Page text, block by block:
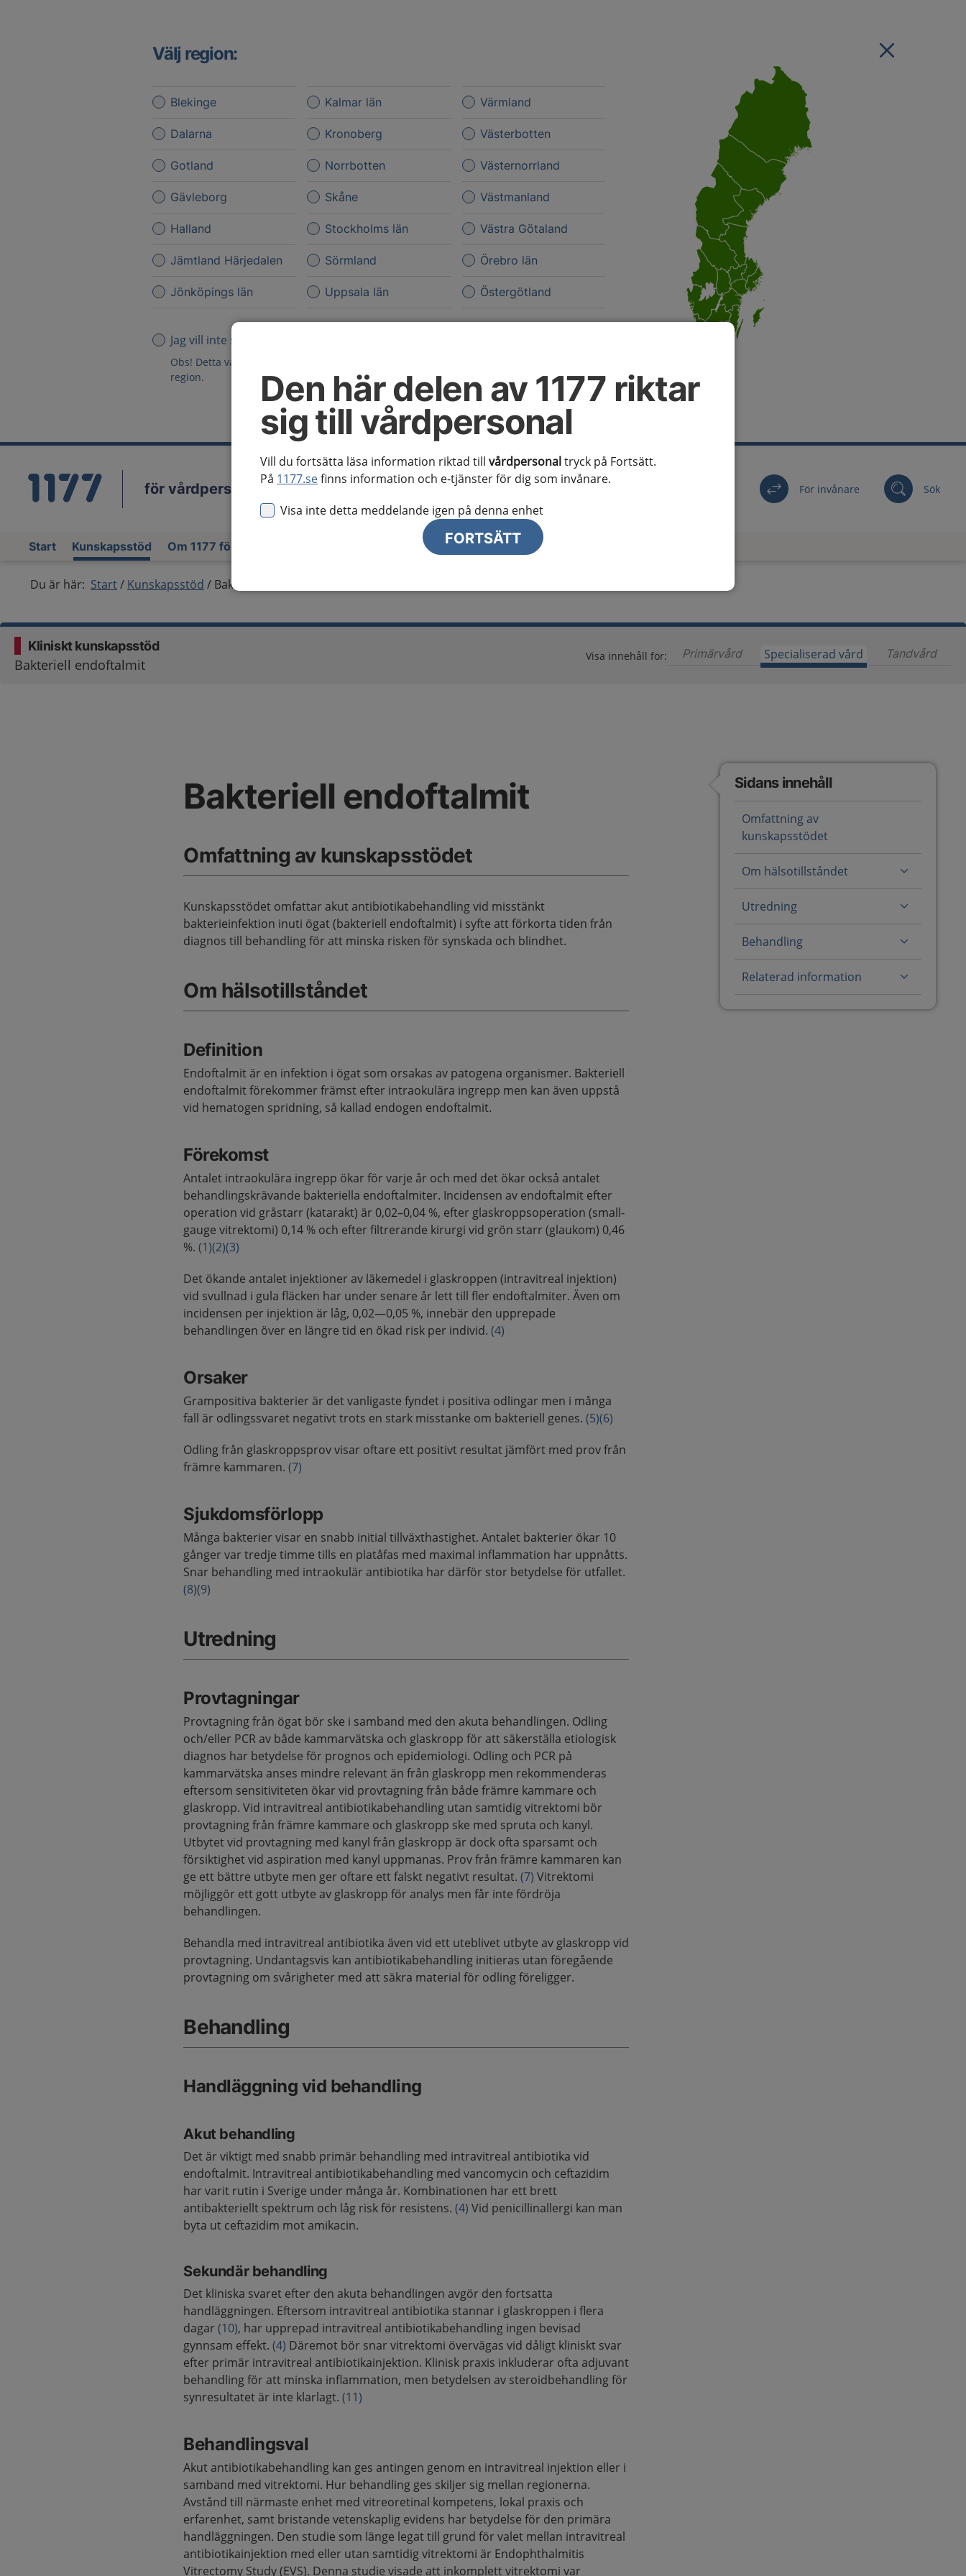
Den här delen av 1177 riktar
sig till vårdpersonal
Vill du fortsätta läsa information riktad till vårdpersonaltryck på Fortsätt.
På 1177.sefinns information och e-tjänster för dig som invånare.
Visa inte detta meddelande igen på denna enhet
FORTSÄTT
Välj region:
Blekinge
Dalarna
Gotland
Gävleborg
Halland
Jämtland Härjedalen
Jönköpings län
Kalmar län
Kronoberg
Norrbotten
Skåne
Stockholms län
Sörmland
Uppsala län
Värmland
Västerbotten
Västernorrland
Västmanland
Västra Götaland
Örebro län
Östergötland
Jag vill inte se någon regional information
Obs! Detta val innebär att du inte ser regionalt innehåll och viktig information som gäller just din
region.
för vårdpersonal Välj region För invånare Sök
Start Kunskapsstöd Om 1177 för vårdpersonal
Du är här: Start Kunskapsstöd Bakteriell endoftalmit
Kliniskt kunskapsstöd
Bakteriell endoftalmit
Visa innehåll för: PrimärvårdInnehåll för primärvård är ännu ej
Specialiserad vård Tandvård
Bakteriell endoftalmit
Omfattning av kunskapsstödet
Kunskapsstödet omfattar akut antibiotikabehandling vid misstänkt
bakterieinfektion inuti ögat (bakteriell endoftalmit) i syfte att förkorta tiden från
diagnos till behandling för att minska risken för synskada och blindhet.
Om hälsotillståndet
Definition
Endoftalmit är en infektion i ögat som orsakas av patogena organismer. Bakteriell
endoftalmit förekommer främst efter intraokulära ingrepp men kan även uppstå
vid hematogen spridning, så kallad endogen endoftalmit.
Förekomst
Antalet intraokulära ingrepp ökar för varje år och med det ökar också antalet
behandlingskrävande bakteriella endoftalmiter. Incidensen av endoftalmit efter
operation vid gråstarr (katarakt) är 0,02–0,04 %, efter glaskroppsoperation (small-
gauge vitrektomi) 0,14 % och efter filtrerande kirurgi vid grön starr (glaukom) 0,46
%.(1)(2)(3)
Det ökande antalet injektioner av läkemedel i glaskroppen (intravitreal injektion)
vid svullnad i gula fläcken har under senare år lett till fler endoftalmiter. Även om
incidensen per injektion är låg, 0,02—0,05 %, innebär den upprepade
behandlingen över en längre tid en ökad risk per individ.(4)
Orsaker
Grampositiva bakterier är det vanligaste fyndet i positiva odlingar men i många
fall är odlingssvaret negativt trots en stark misstanke om bakteriell genes.(5)(6)
Odling från glaskroppsprov visar oftare ett positivt resultat jämfört med prov från
främre kammaren.(7)
Sjukdomsförlopp
Många bakterier visar en snabb initial tillväxthastighet. Antalet bakterier ökar 10
gånger var tredje timme tills en platåfas med maximal inflammation har uppnåtts.
Snar behandling med intraokulär antibiotika har därför stor betydelse för utfallet.
(8)(9)
Utredning
Provtagningar
Provtagning från ögat bör ske i samband med den akuta behandlingen. Odling
och/eller PCR av både kammarvätska och glaskropp för att säkerställa etiologisk
diagnos har betydelse för prognos och epidemiologi. Odling och PCR på
kammarvätska anses mindre relevant än från glaskropp men rekommenderas
eftersom sensitiviteten ökar vid provtagning från både främre kammare och
glaskropp. Vid intravitreal antibiotikabehandling utan samtidig vitrektomi bör
provtagning från främre kammare och glaskropp ske med spruta och kanyl.
Utbytet vid provtagning med kanyl från glaskropp är dock ofta sparsamt och
försiktighet vid aspiration med kanyl uppmanas. Prov från främre kammaren kan
ge ett bättre utbyte men ger oftare ett falskt negativt resultat.(7) Vitrektomi
möjliggör ett gott utbyte av glaskropp för analys men får inte fördröja
behandlingen.
Behandla med intravitreal antibiotika även vid ett uteblivet utbyte av glaskropp vid
provtagning. Undantagsvis kan antibiotikabehandling initieras utan föregående
provtagning om svårigheter med att säkra material för odling föreligger.
Behandling
Handläggning vid behandling
Akut behandling
Det är viktigt med snabb primär behandling med intravitreal antibiotika vid
endoftalmit. Intravitreal antibiotikabehandling med vancomycin och ceftazidim
har varit rutin i Sverige under många år. Kombinationen har ett brett
antibakteriellt spektrum och låg risk för resistens.(4) Vid penicillinallergi kan man
byta ut ceftazidim mot amikacin.
Sekundär behandling
Det kliniska svaret efter den akuta behandlingen avgör den fortsatta
handläggningen. Eftersom intravitreal antibiotika stannar i glaskroppen i flera
dagar(10), har upprepad intravitreal antibiotikabehandling ingen bevisad
gynnsam effekt.(4) Däremot bör snar vitrektomi övervägas vid dåligt kliniskt svar
efter primär intravitreal antibiotikainjektion. Klinisk praxis inkluderar ofta adjuvant
behandling för att minska inflammation, men betydelsen av steroidbehandling för
synresultatet är inte klarlagt.(11)
Behandlingsval
Akut antibiotikabehandling kan ges antingen genom en intravitreal injektion eller i
samband med vitrektomi. Hur behandling ges skiljer sig mellan regionerna.
Avstånd till närmaste enhet med vitreoretinal kompetens, lokal praxis och
erfarenhet, samt bristande vetenskaplig evidens har betydelse för den primära
handläggningen. Den studie som länge legat till grund för valet mellan intravitreal
antibiotikainjektion med eller utan samtidig vitrektomi är Endophthalmitis
Vitrectomy Study (EVS). Denna studie visade att inkomplett vitrektomi var
Sidans innehåll
Omfattning av
kunskapsstödet
Om hälsotillståndet
Utredning
Behandling
Relaterad information